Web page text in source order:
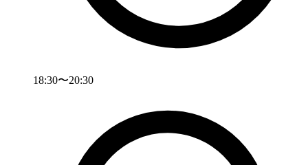
18:30〜20:30